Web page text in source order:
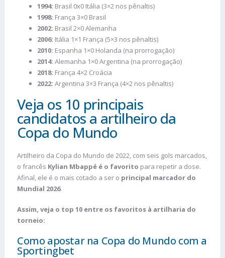
1994: Brasil 0x0 Itália (3×2 nos pênaltis)
1998: França 3×0 Brasil
2002: Brasil 2×0 Alemanha
2006: Itália 1×1 França (5×3 nos pênaltis)
2010: Espanha 1×0 Holanda (na prorrogação)
2014: Alemanha 1×0 Argentina (na prorrogação)
2018: França 4×2 Croácia
2022: Argentina 3×3 França (4×2 nos pênaltis)
Veja os 10 principais
candidatos a artilheiro da
Copa do Mundo
Artilheiro da Copa do Mundo de 2022, com seis gols marcados,
o francês Kylian Mbappé é o favorito para repetir a dose.
Afinal, ele é o mais cotado a ser o principal marcador do
Mundial 2026.
Assim, veja o top 10 entre os favoritos à artilharia do
torneio:
Como apostar na Copa do Mundo com a
Sportingbet